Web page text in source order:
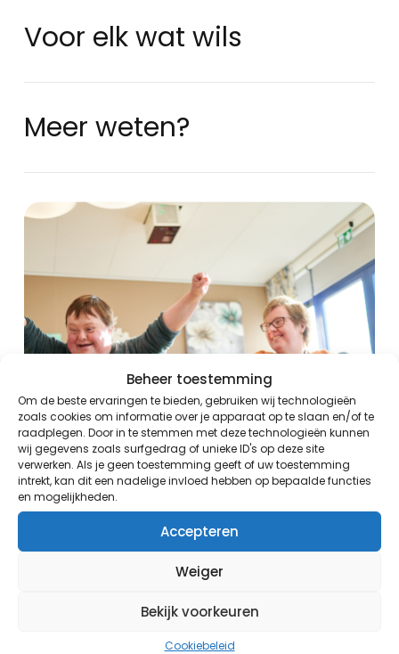
Beheer toestemming
Om de beste ervaringen te bieden, gebruiken wij technologieën
zoals cookies om informatie over je apparaat op te slaan en/of te
raadplegen. Door in te stemmen met deze technologieën kunnen
wij gegevens zoals surfgedrag of unieke ID's op deze site
verwerken. Als je geen toestemming geeft of uw toestemming
intrekt, kan dit een nadelige invloed hebben op bepaalde functies
en mogelijkheden.
Accepteren
Weiger
Bekijk voorkeuren
Cookiebeleid
Voor elk wat wils
Meer weten?